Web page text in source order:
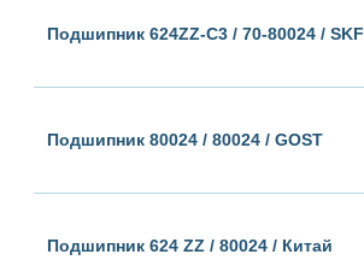
Подшипник 624ZZ-C3 / 70-80024 / SKF
Подшипник 80024 / 80024 / GOST
Подшипник 624 ZZ / 80024 / Китай